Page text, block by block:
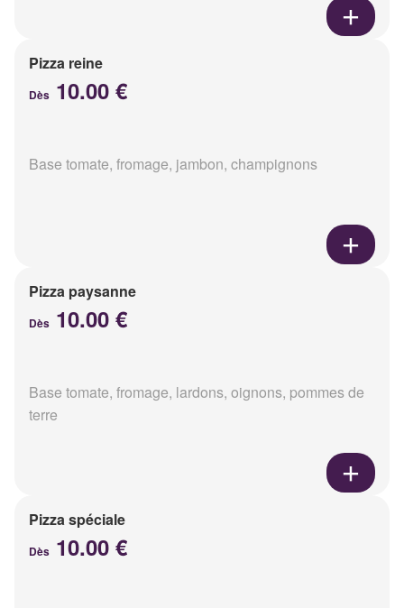
Pizza reine
Dès 10.00 €
Base tomate, fromage, jambon, champignons
Pizza paysanne
Dès 10.00 €
Base tomate, fromage, lardons, oignons, pommes de
terre
Pizza spéciale
Dès 10.00 €